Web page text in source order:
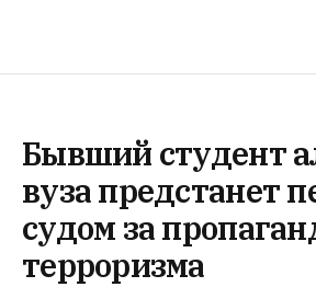
Бывший студент
вуза предстанет
судом за
терроризма